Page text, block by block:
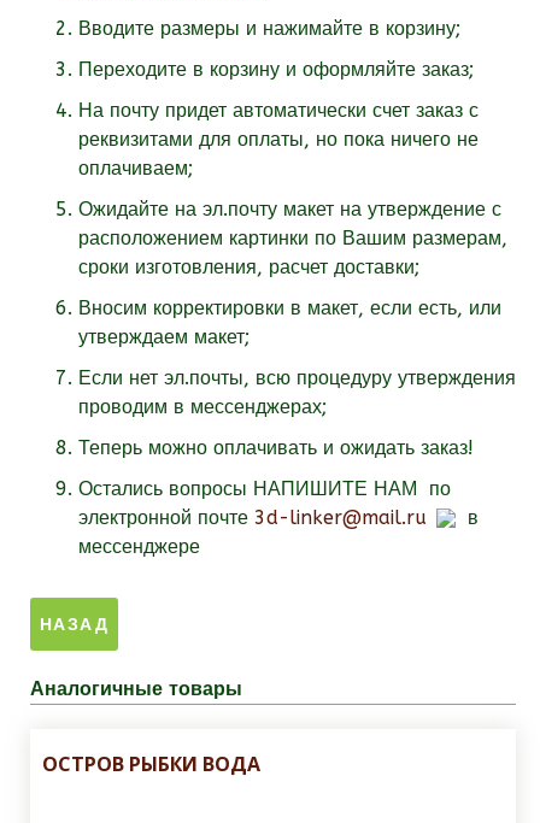
Вводите размеры и нажимайте в корзину;
Переходите в корзину и оформляйте заказ;
На почту придет автоматически счет заказ с
реквизитами для оплаты, но пока ничего не
оплачиваем;
Ожидайте на эл.почту макет на утверждение с
расположением картинки по Вашим размерам,
сроки изготовления, расчет доставки;
Вносим корректировки в макет, если есть, или
утверждаем макет;
Если нет эл.почты, всю процедуру утверждения
проводим в мессенджерах;
Теперь можно оплачивать и ожидать заказ!
Остались вопросы НАПИШИТЕ НАМ по
электронной почте 3d-linker@mail.ru
в
мессенджере
Аналогичные товары
ОСТРОВ РЫБКИ ВОДА